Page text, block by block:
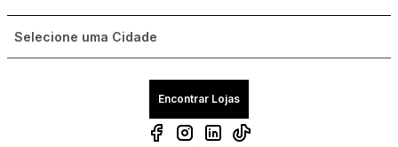
Encontrar Lojas